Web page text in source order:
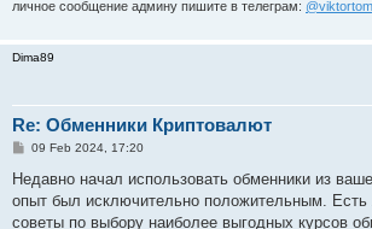
личное сообщение админу пишите в телеграм:
Dima89
Re: Обменники Криптовалют
P
s
09 Feb 2024, 17:20
Недавно начал использовать обменники из
опыт был исключительно положительным. Есть
советы по выбору наиболее выгодных курсов